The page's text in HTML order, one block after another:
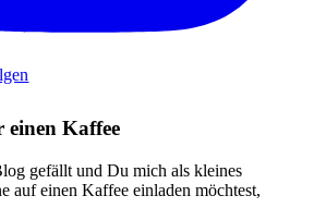
einen Kaffee
gefällt und Du mich als kleines
auf einen Kaffee einladen möchtest,